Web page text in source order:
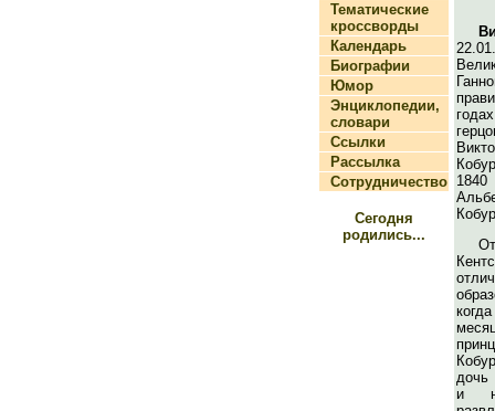
Тематические
кроссворды
Календарь
Биографии
Юмор
Энциклопедии,
словари
Ссылки
Рассылка
Сотрудничество
Сегодня
родились...
дочь
и